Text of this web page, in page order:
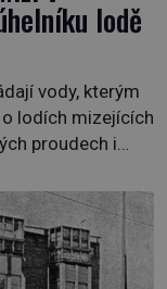
lodě
vody, kterým
lodích mizejících
proudech i
trojúhelník
jen
z